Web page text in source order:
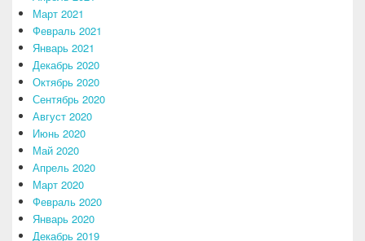
Март 2021
Февраль 2021
Январь 2021
Декабрь 2020
Октябрь 2020
Сентябрь 2020
Август 2020
Июнь 2020
Май 2020
Апрель 2020
Март 2020
Февраль 2020
Январь 2020
Декабрь 2019